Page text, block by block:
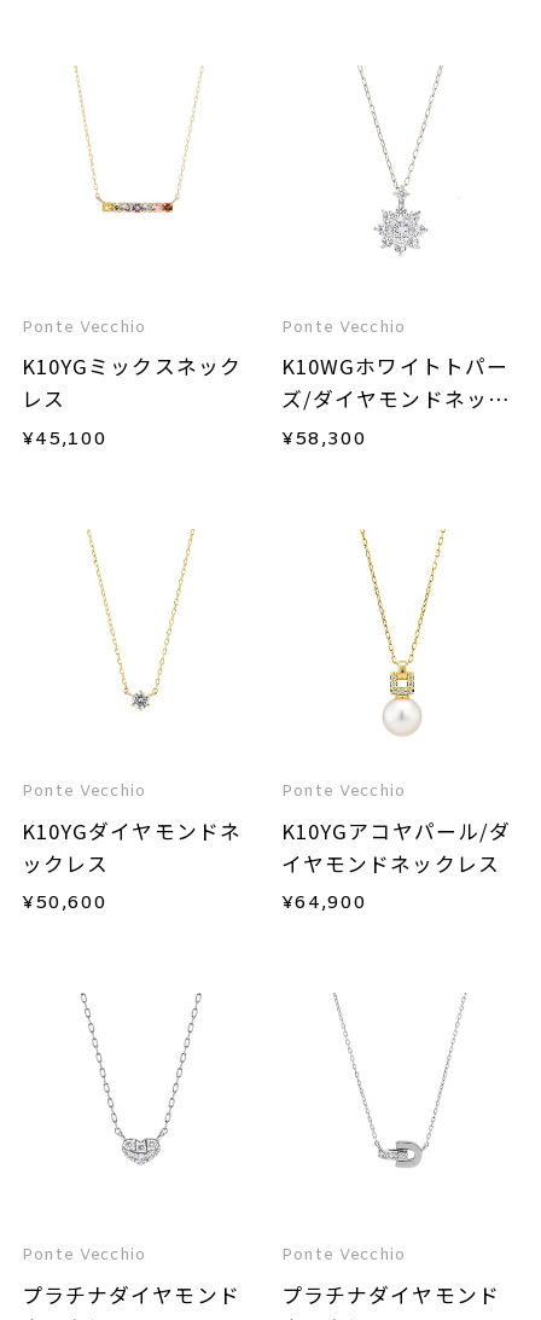
Ponte Vecchio
K10YGミックスネック
レス
¥45,100
Ponte Vecchio
K10WGホワイトトパー
ズ/ダイヤモンドネック
レス
¥58,300
Ponte Vecchio
K10YGダイヤモンドネ
ックレス
¥50,600
Ponte Vecchio
K10YGアコヤパール/ダ
イヤモンドネックレス
¥64,900
Ponte Vecchio
プラチナダイヤモンド
Ponte Vecchio
プラチナダイヤモンド